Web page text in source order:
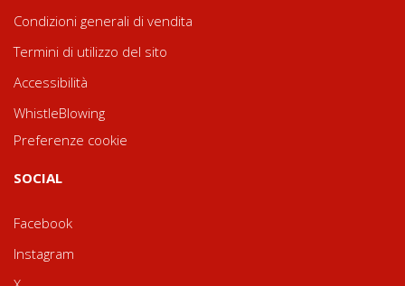
Condizioni generali di vendita
Termini di utilizzo del sito
Accessibilità
WhistleBlowing
Preferenze cookie
SOCIAL
Facebook
Instagram